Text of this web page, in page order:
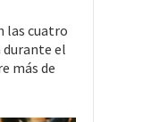
las cuatro
durante el
más de